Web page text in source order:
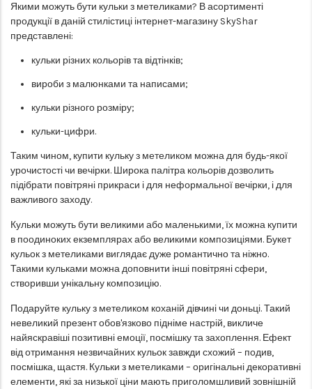
Якими можуть бути кульки з метеликами? В асортименті
продукції в даній стилістиці інтернет-магазину SkyShar
представлені:
кульки різних кольорів та відтінків;
вироби з малюнками та написами;
кульки різного розміру;
кульки-цифри.
Таким чином, купити кульку з метеликом можна для будь-якої
урочистості чи вечірки. Широка палітра кольорів дозволить
підібрати повітряні прикраси і для неформальної вечірки, і для
важливого заходу.
Кульки можуть бути великими або маленькими, їх можна купити
в поодиноких екземплярах або великими композиціями. Букет
кульок з метеликами виглядає дуже романтично та ніжно.
Такими кульками можна доповнити інші повітряні сфери,
створивши унікальну композицію.
Подаруйте кульку з метеликом коханій дівчині чи доньці. Такий
невеликий презент обов'язково підніме настрій, викличе
найяскравіші позитивні емоції, посмішку та захоплення. Ефект
від отримання незвичайних кульок завжди схожий – подив,
посмішка, щастя. Кульки з метеликами – оригінальні декоративні
елементи, які за низької ціни мають приголомшливий зовнішній